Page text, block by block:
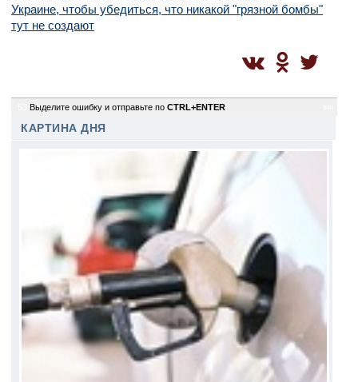
Украине, чтобы убедиться, что никакой "грязной бомбы"
тут не создают
Выделите ошибку и отправьте по CTRL+ENTER
КАРТИНА ДНЯ